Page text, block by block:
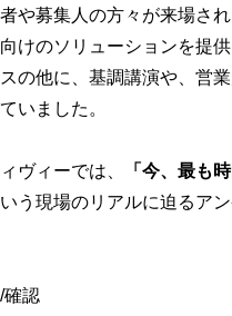
や募集人の方々が来場さ
けのソリューションを提
の他に、基調講演や、営
いました。
ヴィーでは、
「今、最も
う現場のリアルに迫るア
確認